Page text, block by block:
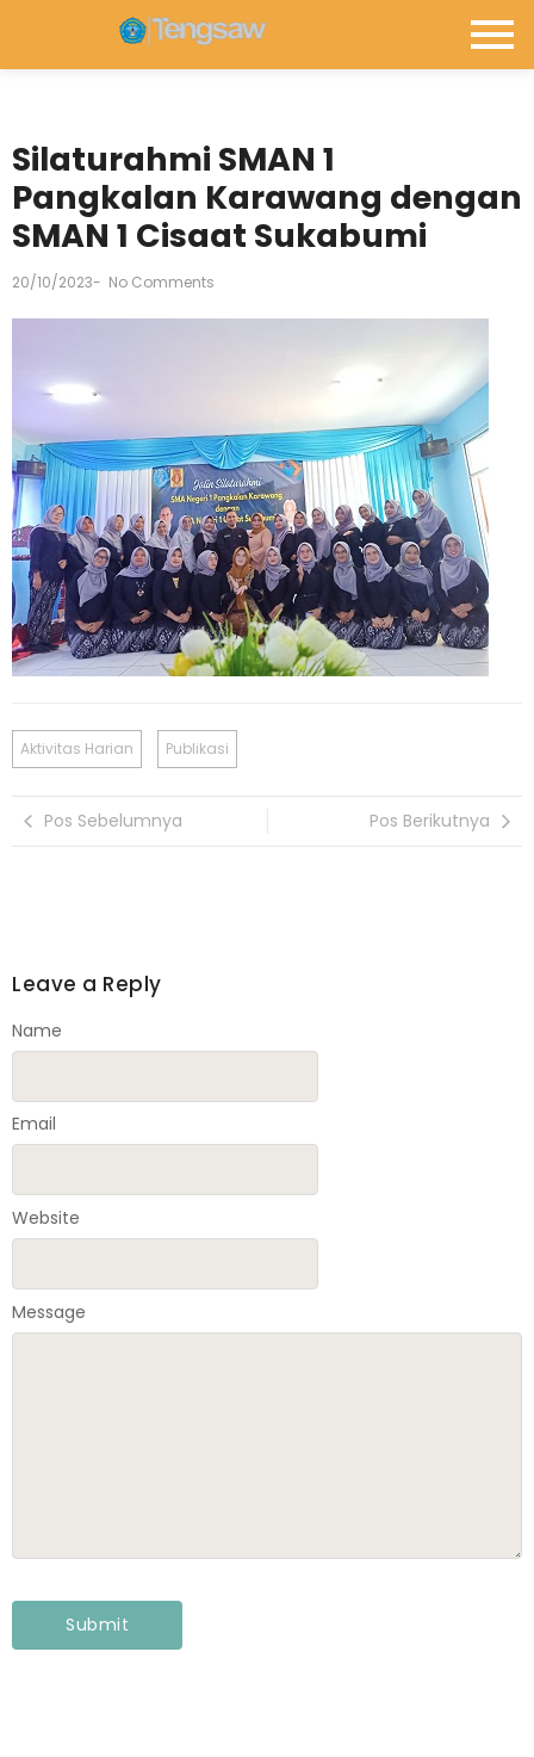
Silaturahmi SMAN 1
Pangkalan Karawang dengan
SMAN 1 Cisaat Sukabumi
20/10/2023- No Comments
Aktivitas Harian Publikasi
Pos Sebelumnya Pos Berikutnya
Leave a Reply
Message
Name
Email
Website